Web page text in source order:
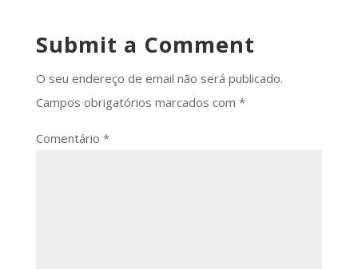
Submit a Comment
O seu endereço de email não será publicado.
Campos obrigatórios marcados com *
Comentário *